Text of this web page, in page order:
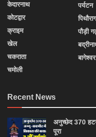
केदारनाथ
कोटद्वार
क्राइम
खेल
चकराता
चमोली
पर्यटन
पौड़ी
बागेश्वर
Recent News
अनुच्छेद 370
पूरा